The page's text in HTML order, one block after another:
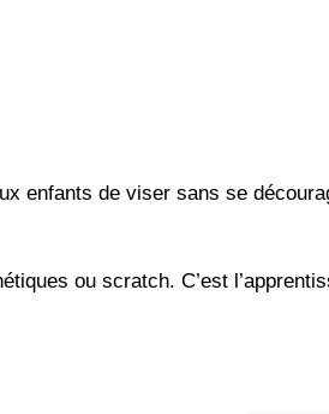
enfants de viser sans se
ou scratch. C’est